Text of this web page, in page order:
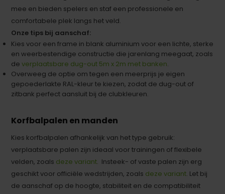
mee en bieden spelers en staf een professionele en
comfortabele plek langs het veld.
Onze tips bij aanschaf:
Kies voor een frame in blank aluminium voor een lichte, sterke
en weerbestendige constructie die jarenlang meegaat, zoals
deverplaatsbare dug-out 5m x 2m met banken.
Overweeg de optie om tegen een meerprijs je eigen
gepoederlakte RAL-kleur te kiezen, zodat de dug-out of
zitbank perfect aansluit bij de clubkleuren.
Korfbalpalen en manden
Kies korfbalpalen afhankelijk van het type gebruik:
verplaatsbare palen zijn ideaal voor trainingen of flexibele
velden, zoals deze variant. Insteek- of vaste palen zijn erg
geschikt voor officiële wedstrijden, zoals deze variant. Let bij
de aanschaf op de hoogte, stabiliteit en de compatibiliteit